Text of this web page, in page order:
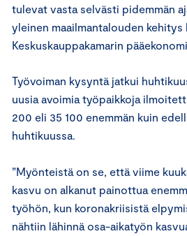
tulevat vasta selvästi pidemmän
yleinen maailmantalouden kehitys
Keskuskauppakamarin
Työvoiman kysyntä jatkui
uusia avoimia työpaikkoja
200 eli 35 100 enemmän kuin
huhtikuussa.
”Myönteistä on se, että viime
kasvu on alkanut painottua
työhön, kun koronakriisistä
nähtiin lähinnä osa-aikatyön